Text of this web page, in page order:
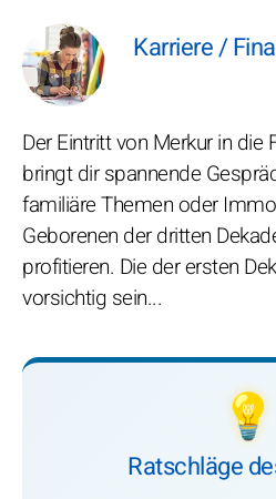
Karriere /
Der Eintritt von Merkur in
bringt dir spannende
familiäre Themen oder
Geborenen der dritten
profitieren. Die der ersten
vorsichtig sein...
💡
Ratschläge